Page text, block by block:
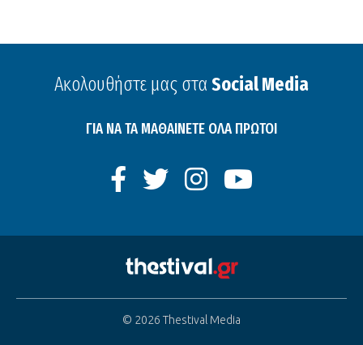
Ακολουθήστε μας στα Social Media
ΓΙΑ ΝΑ ΤΑ ΜΑΘΑΙΝΕΤΕ ΟΛΑ ΠΡΩΤΟΙ
© 2026 Thestival Media